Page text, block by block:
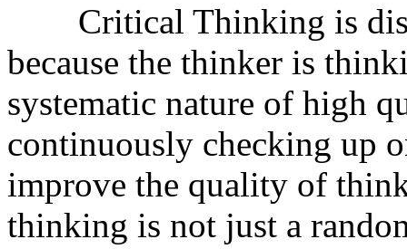
Critical Thinking is
because the thinker is
systematic nature of high
continuously checking up
improve the quality of
thinking is not just a